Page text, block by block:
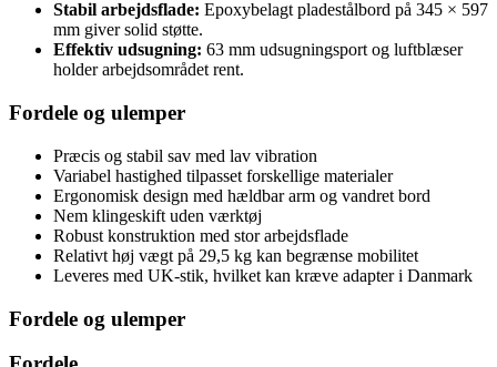
Stabil arbejdsflade: Epoxybelagt pladestålbord på 345 × 597
mm giver solid støtte.
Effektiv udsugning: 63 mm udsugningsport og luftblæser
holder arbejdsområdet rent.
Fordele og ulemper
Præcis og stabil sav med lav vibration
Variabel hastighed tilpasset forskellige materialer
Ergonomisk design med hældbar arm og vandret bord
Nem klingeskift uden værktøj
Robust konstruktion med stor arbejdsflade
Relativt høj vægt på 29,5 kg kan begrænse mobilitet
Leveres med UK-stik, hvilket kan kræve adapter i Danmark
Fordele og ulemper